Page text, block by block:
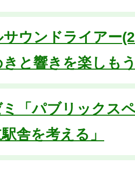
サウンドライアー
きと響きを楽しも
「パブリックス
駅舎を考える」